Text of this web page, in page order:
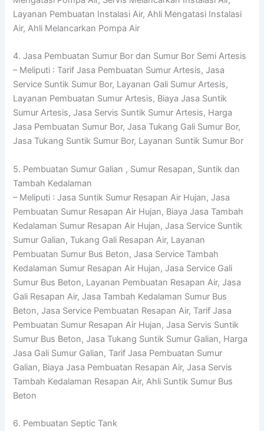
Layanan Pembuatan Instalasi Air, Ahli Mengatasi Instalasi
Air, Ahli Melancarkan Pompa Air
4. Jasa Pembuatan Sumur Bor dan Sumur Bor Semi Artesis
– Meliputi : Tarif Jasa Pembuatan Sumur Artesis, Jasa
Service Suntik Sumur Bor, Layanan Gali Sumur Artesis,
Layanan Pembuatan Sumur Artesis, Biaya Jasa Suntik
Sumur Artesis, Jasa Servis Suntik Sumur Artesis, Harga
Jasa Pembuatan Sumur Bor, Jasa Tukang Gali Sumur Bor,
Jasa Tukang Suntik Sumur Bor, Layanan Suntik Sumur Bor
5. Pembuatan Sumur Galian , Sumur Resapan, Suntik dan
Tambah Kedalaman
– Meliputi : Jasa Suntik Sumur Resapan Air Hujan, Jasa
Pembuatan Sumur Resapan Air Hujan, Biaya Jasa Tambah
Kedalaman Sumur Resapan Air Hujan, Jasa Service Suntik
Sumur Galian, Tukang Gali Resapan Air, Layanan
Pembuatan Sumur Bus Beton, Jasa Service Tambah
Kedalaman Sumur Resapan Air Hujan, Jasa Service Gali
Sumur Bus Beton, Layanan Pembuatan Resapan Air, Jasa
Gali Resapan Air, Jasa Tambah Kedalaman Sumur Bus
Beton, Jasa Service Pembuatan Resapan Air, Tarif Jasa
Pembuatan Sumur Resapan Air Hujan, Jasa Servis Suntik
Sumur Bus Beton, Jasa Tukang Suntik Sumur Galian, Harga
Jasa Gali Sumur Galian, Tarif Jasa Pembuatan Sumur
Galian, Biaya Jasa Pembuatan Resapan Air, Jasa Servis
Tambah Kedalaman Resapan Air, Ahli Suntik Sumur Bus
Beton
6. Pembuatan Septic Tank